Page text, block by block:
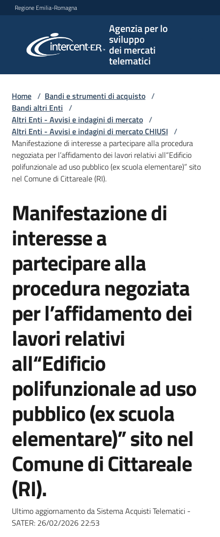
Vai al contenuto
Vai alla navigazione
Vai al footer
Regione Emilia-Romagna
Agenzia per lo
sviluppo
dei mercati
telematici
per lo
sviluppo
telematici
L'Agenzia
Bandi
strumenti
di
Supporto
Piattaforme
telematiche
English
site
Seguici
su
Home / Bandi e strumenti di acquisto /
Bandi altri Enti /
Altri Enti - Avvisi e indagini di mercato /
Altri Enti - Avvisi e indagini di mercato CHIUSI /
Manifestazione di interesse a partecipare alla procedura
negoziata per l’affidamento dei lavori relativi all“Edificio
polifunzionale ad uso pubblico (ex scuola elementare)” sito
nel Comune di Cittareale (RI).
Salta al contenuto
Manifestazione di
interesse a
partecipare alla
procedura negoziata
per l’affidamento dei
lavori relativi
all“Edificio
polifunzionale ad uso
pubblico (ex scuola
elementare)” sito nel
Comune di Cittareale
(RI).
Ultimo aggiornamento da Sistema Acquisti Telematici -
SATER: 26/02/2026 22:53